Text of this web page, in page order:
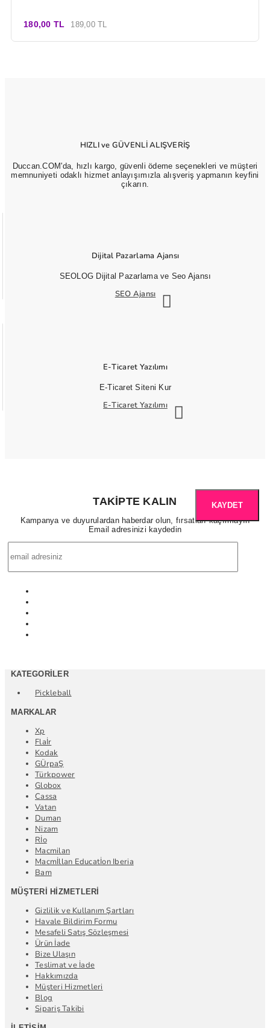
180,00 TL 189,00 TL
HIZLI ve GÜVENLİ ALIŞVERİŞ
Duccan.COM'da, hızlı kargo, güvenli ödeme seçenekleri ve müşteri
memnuniyeti odaklı hizmet anlayışımızla alışveriş yapmanın keyfini
çıkarın.
Dijital Pazarlama Ajansı
SEOLOG Dijital Pazarlama ve Seo Ajansı
SEO Ajansı
E-Ticaret Yazılımı
E-Ticaret Siteni Kur
E-Ticaret Yazılımı
TAKIPTE KALIN
Kampanya ve duyurulardan haberdar olun, fırsatları kaçırmayın
Email adresinizi kaydedin
KAYDET
KATEGORILER
Pickleball
MARKALAR
Xp
Flaİr
Kodak
GÜrpaŞ
Türkpower
Globox
Cassa
Vatan
Duman
Nizam
Rİo
Macmilan
Macmİllan Educatİon Iberia
Bam
MÜŞTERI HIZMETLERI
Gizlilik ve Kullanım Şartları
Havale Bildirim Formu
Mesafeli Satış Sözleşmesi
Ürün İade
Bize Ulaşın
Teslimat ve İade
Hakkımızda
Müşteri Hizmetleri
Blog
Sipariş Takibi